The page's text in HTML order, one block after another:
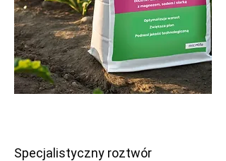
Specjalistyczny roztwór